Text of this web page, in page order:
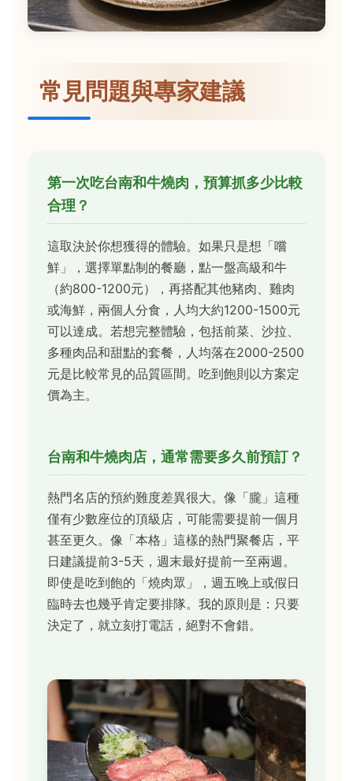
常見問題與專家建議
第一次吃台南和牛燒肉，預算抓多少比較
合理？
這取決於你想獲得的體驗。如果只是想「嚐
鮮」，選擇單點制的餐廳，點一盤高級和牛
（約800-1200元），再搭配其他豬肉、雞肉
或海鮮，兩個人分食，人均大約1200-1500元
可以達成。若想完整體驗，包括前菜、沙拉、
多種肉品和甜點的套餐，人均落在2000-2500
元是比較常見的品質區間。吃到飽則以方案定
價為主。
台南和牛燒肉店，通常需要多久前預訂？
熱門名店的預約難度差異很大。像「朧」這種
僅有少數座位的頂級店，可能需要提前一個月
甚至更久。像「本格」這樣的熱門聚餐店，平
日建議提前3-5天，週末最好提前一至兩週。
即使是吃到飽的「燒肉眾」，週五晚上或假日
臨時去也幾乎肯定要排隊。我的原則是：只要
決定了，就立刻打電話，絕對不會錯。